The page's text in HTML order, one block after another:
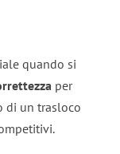
quando si
per
di un trasloco